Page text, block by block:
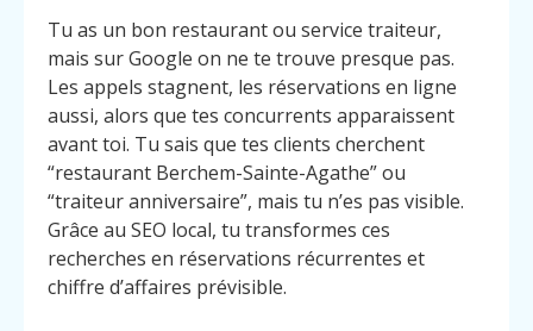
Tu as un bon restaurant ou service traiteur,
mais sur Google on ne te trouve presque pas.
Les appels stagnent, les réservations en ligne
aussi, alors que tes concurrents apparaissent
avant toi. Tu sais que tes clients cherchent
“restaurant Berchem-Sainte-Agathe” ou
“traiteur anniversaire”, mais tu n’es pas visible.
Grâce au SEO local, tu transformes ces
recherches en réservations récurrentes et
chiffre d’affaires prévisible.